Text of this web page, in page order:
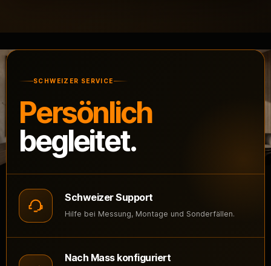
SCHWEIZER SERVICE
Persönlich
begleitet.
Schweizer Support
Hilfe bei Messung, Montage und Sonderfällen.
Nach Mass konfiguriert